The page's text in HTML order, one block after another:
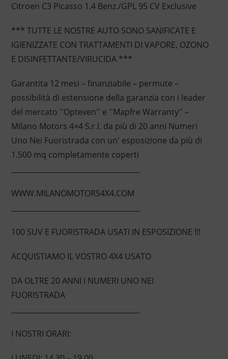
Citroen C3 Picasso 1.4 Benz./GPL 95 CV Exclusive
*** TUTTE LE NOSTRE AUTO SONO SANIFICATE E
IGIENIZZATE CON TRATTAMENTI DI VAPORE, OZONO
E DISINFETTANTE/VIRUCIDA ***
Garantita 12 mesi – finanziabile – permute –
possibilità di estensione della garanzia con i leader
del mercato ''Opteven'' e ''Mapfre Warranty'' –
Milano Motors 4×4 S.r.l. da più di 20 anni Numeri
Uno Nei Fuoristrada con un' esposizione da più di
1.500 mq completamente coperti
WWW.MILANOMOTORS4X4.COM
100 SUV E FUORISTRADA USATI IN ESPOSIZIONE !!!
ACQUISTIAMO IL VOSTRO 4X4 USATO
DA OLTRE 20 ANNI I NUMERI UNO NEI
FUORISTRADA
I NOSTRI ORARI: